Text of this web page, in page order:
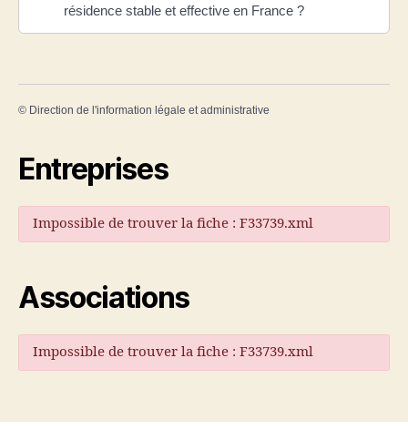
résidence stable et effective en France ?
© Direction de l'information légale et administrative
Entreprises
Impossible de trouver la fiche : F33739.xml
Associations
Impossible de trouver la fiche : F33739.xml